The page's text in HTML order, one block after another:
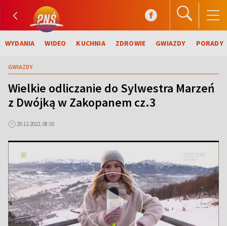
WYDANIA WIDEO KUCHNIA ZDROWIE GWIAZDY PORADY
GWIAZDY
Wielkie odliczanie do Sylwestra Marzeń
z Dwójką w Zakopanem cz.3
29.12.2022, 08:55